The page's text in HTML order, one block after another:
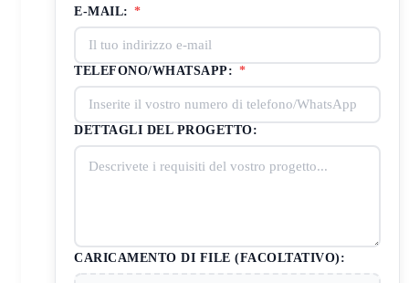
E-MAIL: *
TELEFONO/WHATSAPP: *
DETTAGLI DEL PROGETTO:
CARICAMENTO DI FILE (FACOLTATIVO):